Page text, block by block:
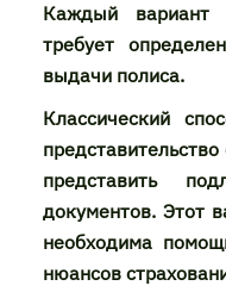
Каждый
требует
выдачи полиса.
Классический
представить
документов. Этот
необходима
нюансов